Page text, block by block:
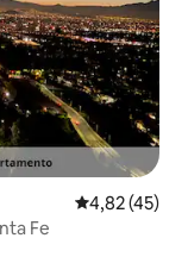
4,82 av 5 i
4,82 (45)
Fe